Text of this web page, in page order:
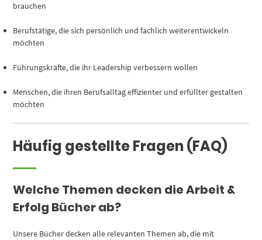
brauchen
Berufstätige, die sich persönlich und fachlich weiterentwickeln
möchten
Führungskräfte, die ihr Leadership verbessern wollen
Menschen, die ihren Berufsalltag effizienter und erfüllter gestalten
möchten
Häufig gestellte Fragen (FAQ)
Welche Themen decken die Arbeit &
Erfolg Bücher ab?
Unsere Bücher decken alle relevanten Themen ab, die mit